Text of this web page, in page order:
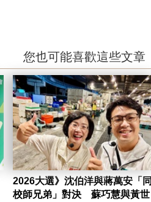
您也可能喜歡這些文章
2026大選》沈伯洋與蔣萬安「同
校師兄弟」對決 蘇巧慧與黃世